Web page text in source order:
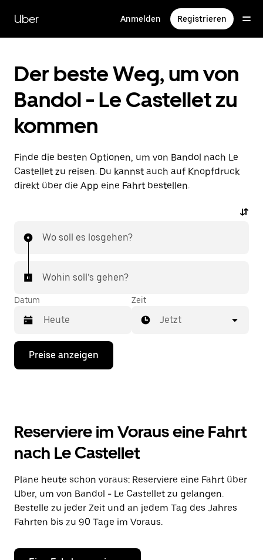
zum
Hauptinhalt
Uber Anmelden Registrieren
Der beste Weg, um von
Bandol - Le Castellet zu
kommen
Finde die besten Optionen, um von Bandol nach Le
Castellet zu reisen. Du kannst auch auf Knopfdruck
direkt über die App eine Fahrt bestellen.
Wo soll es losgehen?
Wohin soll’s gehen?
Datum
Drücke
Nach-
Kalender
interagieren
ein
Datum
auszuwählen.
Drücke
die
Escape-
um
Zeit
Jetzt
Preise anzeigen
Reserviere im Voraus eine Fahrt
nach Le Castellet
Plane heute schon voraus: Reserviere eine Fahrt über
Uber, um von Bandol - Le Castellet zu gelangen.
Bestelle zu jeder Zeit und an jedem Tag des Jahres
Fahrten bis zu 90 Tage im Voraus.